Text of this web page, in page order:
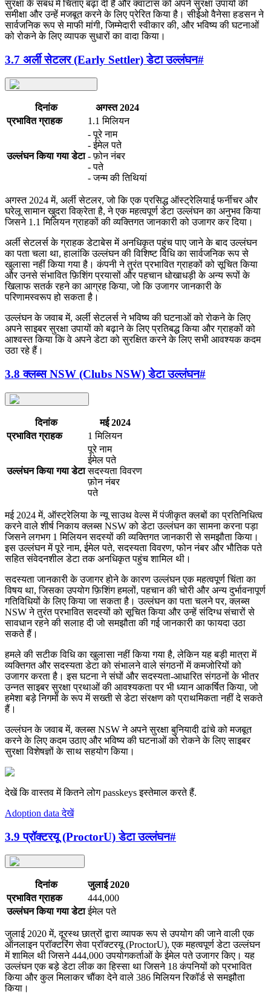
सुरक्षा के संबंध में चिंताएं बढ़ा दी हैं और क्वांटास को अपने सुरक्षा उपायों की
समीक्षा और उन्हें मजबूत करने के लिए प्रेरित किया है। सीईओ वैनेसा हडसन ने
सार्वजनिक रूप से माफी मांगी, जिम्मेदारी स्वीकार की, और भविष्य की घटनाओं
को रोकने के लिए व्यापक सुधारों का वादा किया।
3.7 अर्ली सेटलर (Early Settler) डेटा उल्लंघन#
दिनांक
अगस्त 2024
प्रभावित ग्राहक
1.1 मिलियन
उल्लंघन किया गया डेटा
- पूरे नाम
- ईमेल पते
- फ़ोन नंबर
- पते
- जन्म की तिथियां
अगस्त 2024 में, अर्ली सेटलर, जो कि एक प्रसिद्ध ऑस्ट्रेलियाई फर्नीचर और
घरेलू सामान खुदरा विक्रेता है, ने एक महत्वपूर्ण डेटा उल्लंघन का अनुभव किया
जिसने 1.1 मिलियन ग्राहकों की व्यक्तिगत जानकारी को उजागर कर दिया।
अर्ली सेटलर्स के ग्राहक डेटाबेस में अनधिकृत पहुंच पाए जाने के बाद उल्लंघन
का पता चला था, हालांकि उल्लंघन की विशिष्ट विधि का सार्वजनिक रूप से
खुलासा नहीं किया गया है। कंपनी ने तुरंत प्रभावित ग्राहकों को सूचित किया
और उनसे संभावित फ़िशिंग प्रयासों और पहचान धोखाधड़ी के अन्य रूपों के
खिलाफ सतर्क रहने का आग्रह किया, जो कि उजागर जानकारी के
परिणामस्वरूप हो सकता है।
उल्लंघन के जवाब में, अर्ली सेटलर्स ने भविष्य की घटनाओं को रोकने के लिए
अपने साइबर सुरक्षा उपायों को बढ़ाने के लिए प्रतिबद्ध किया और ग्राहकों को
आश्वस्त किया कि वे अपने डेटा को सुरक्षित करने के लिए सभी आवश्यक कदम
उठा रहे हैं।
3.8 क्लब्स NSW (Clubs NSW) डेटा उल्लंघन#
दिनांक
मई 2024
प्रभावित ग्राहक
1 मिलियन
उल्लंघन किया गया डेटा
पूरे नाम
ईमेल पते
सदस्यता विवरण
फ़ोन नंबर
पते
मई 2024 में, ऑस्ट्रेलिया के न्यू साउथ वेल्स में पंजीकृत क्लबों का प्रतिनिधित्व
करने वाले शीर्ष निकाय क्लब्स NSW को डेटा उल्लंघन का सामना करना पड़ा
जिसने लगभग 1 मिलियन सदस्यों की व्यक्तिगत जानकारी से समझौता किया।
इस उल्लंघन में पूरे नाम, ईमेल पते, सदस्यता विवरण, फोन नंबर और भौतिक पते
सहित संवेदनशील डेटा तक अनधिकृत पहुंच शामिल थी।
सदस्यता जानकारी के उजागर होने के कारण उल्लंघन एक महत्वपूर्ण चिंता का
विषय था, जिसका उपयोग फ़िशिंग हमलों, पहचान की चोरी और अन्य दुर्भावनापूर्ण
गतिविधियों के लिए किया जा सकता है। उल्लंघन का पता चलने पर, क्लब्स
NSW ने तुरंत प्रभावित सदस्यों को सूचित किया और उन्हें संदिग्ध संचारों से
सावधान रहने की सलाह दी जो समझौता की गई जानकारी का फायदा उठा
सकते हैं।
हमले की सटीक विधि का खुलासा नहीं किया गया है, लेकिन यह बड़ी मात्रा में
व्यक्तिगत और सदस्यता डेटा को संभालने वाले संगठनों में कमजोरियों को
उजागर करता है। इस घटना ने संघों और सदस्यता-आधारित संगठनों के भीतर
उन्नत साइबर सुरक्षा प्रथाओं की आवश्यकता पर भी ध्यान आकर्षित किया, जो
हमेशा बड़े निगमों के रूप में सख्ती से डेटा संरक्षण को प्राथमिकता नहीं दे सकते
हैं।
उल्लंघन के जवाब में, क्लब्स NSW ने अपने सुरक्षा बुनियादी ढांचे को मजबूत
करने के लिए कदम उठाए और भविष्य की घटनाओं को रोकने के लिए साइबर
सुरक्षा विशेषज्ञों के साथ सहयोग किया।
देखें कि वास्तव में कितने लोग passkeys इस्तेमाल करते हैं.
Adoption data देखें
3.9 प्रॉक्टरयू (ProctorU) डेटा उल्लंघन#
दिनांक
जुलाई 2020
प्रभावित ग्राहक
444,000
उल्लंघन किया गया डेटा ईमेल पते
जुलाई 2020 में, दूरस्थ छात्रों द्वारा व्यापक रूप से उपयोग की जाने वाली एक
ऑनलाइन प्रॉक्टरिंग सेवा प्रॉक्टरयू (ProctorU), एक महत्वपूर्ण डेटा उल्लंघन
में शामिल थी जिसने 444,000 उपयोगकर्ताओं के ईमेल पते उजागर किए। यह
उल्लंघन एक बड़े डेटा लीक का हिस्सा था जिसने 18 कंपनियों को प्रभावित
किया और कुल मिलाकर चौंका देने वाले 386 मिलियन रिकॉर्ड से समझौता
किया।